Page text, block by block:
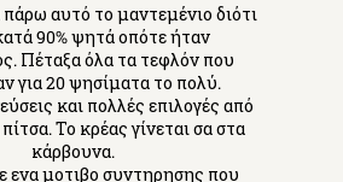
αυτό το μαντεμένιο διότι
90% ψητά οπότε ήταν
Πέταξα όλα τα τεφλόν που
για 20 ψησίματα το πολύ.
και πολλές επιλογές από
Το κρέας γίνεται σα στα
κάρβουνα.
ενα μοτιβο συντηρησης που